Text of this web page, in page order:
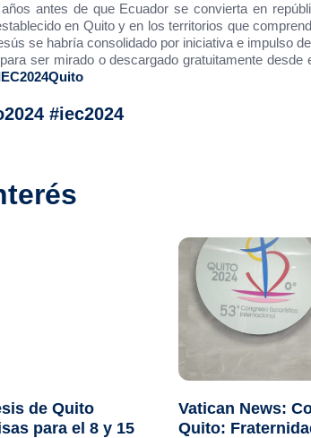
antes de que Ecuador se convierta en
en Quito y en los territorios que
se habría consolidado por iniciativa e impulso
ser mirado o descargado gratuitamente
#iec2024
de Quito
para el 8 y 15
Vatican News:
Quito: